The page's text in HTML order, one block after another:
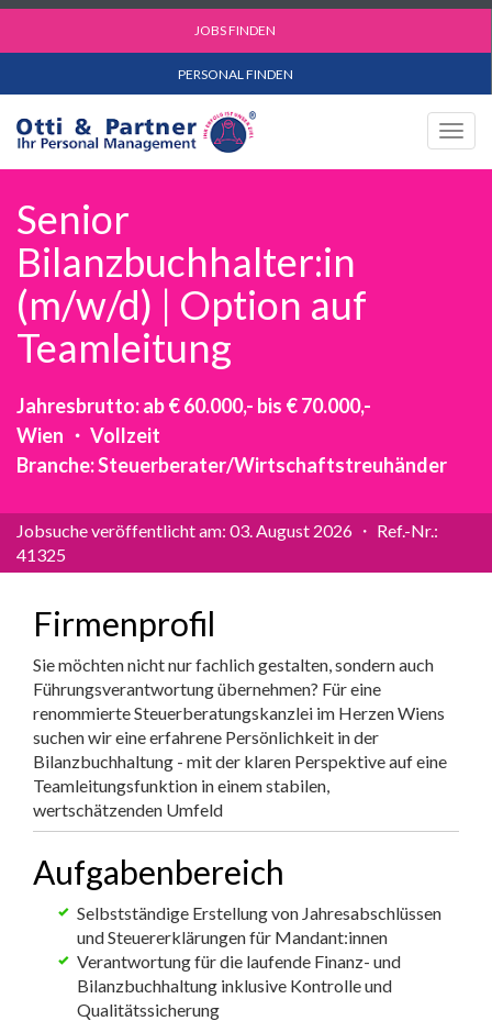
JOBS FINDEN
PERSONAL FINDEN
Senior
Bilanzbuchhalter:in
(m/w/d) | Option auf
Teamleitung
Jahresbrutto: ab € 60.000,- bis € 70.000,-
Wien ・ Vollzeit
Branche: Steuerberater/Wirtschaftstreuhänder
Jobsuche veröffentlicht am: 03. August 2026 ・ Ref.-Nr.:
41325
Firmenprofil
Sie möchten nicht nur fachlich gestalten, sondern auch
Führungsverantwortung übernehmen? Für eine
renommierte Steuerberatungskanzlei im Herzen Wiens
suchen wir eine erfahrene Persönlichkeit in der
Bilanzbuchhaltung - mit der klaren Perspektive auf eine
Teamleitungsfunktion in einem stabilen,
wertschätzenden Umfeld
Aufgabenbereich
Selbstständige Erstellung von Jahresabschlüssen
und Steuererklärungen für Mandant:innen
Verantwortung für die laufende Finanz- und
Bilanzbuchhaltung inklusive Kontrolle und
Qualitätssicherung